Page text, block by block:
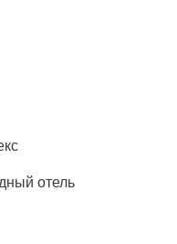
отель